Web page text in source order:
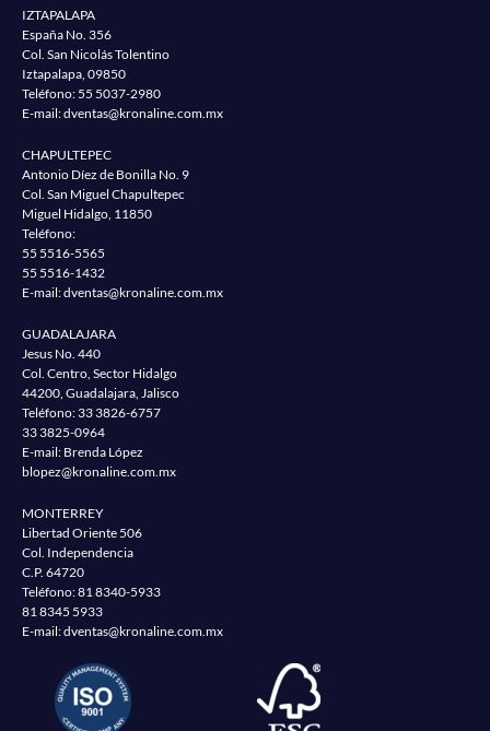
IZTAPALAPA
España No. 356
Col. San Nicolás Tolentino
Iztapalapa, 09850
Teléfono:55 5037-2980
E-mail:dventas@kronaline.com.mx
CHAPULTEPEC
Antonio Díez de Bonilla No. 9
Col. San Miguel Chapultepec
Miguel Hidalgo, 11850
Teléfono:
55 5516-5565
55 5516-1432
E-mail:dventas@kronaline.com.mx
GUADALAJARA
Jesus No. 440
Col. Centro, Sector Hidalgo
44200, Guadalajara, Jalisco
Teléfono: 33 3826-6757
33 3825-0964
E-mail: Brenda López
blopez@kronaline.com.mx
MONTERREY
Libertad Oriente 506
Col. Independencia
C.P. 64720
Teléfono:81 8340-5933
81 8345 5933
E-mail:dventas@kronaline.com.mx